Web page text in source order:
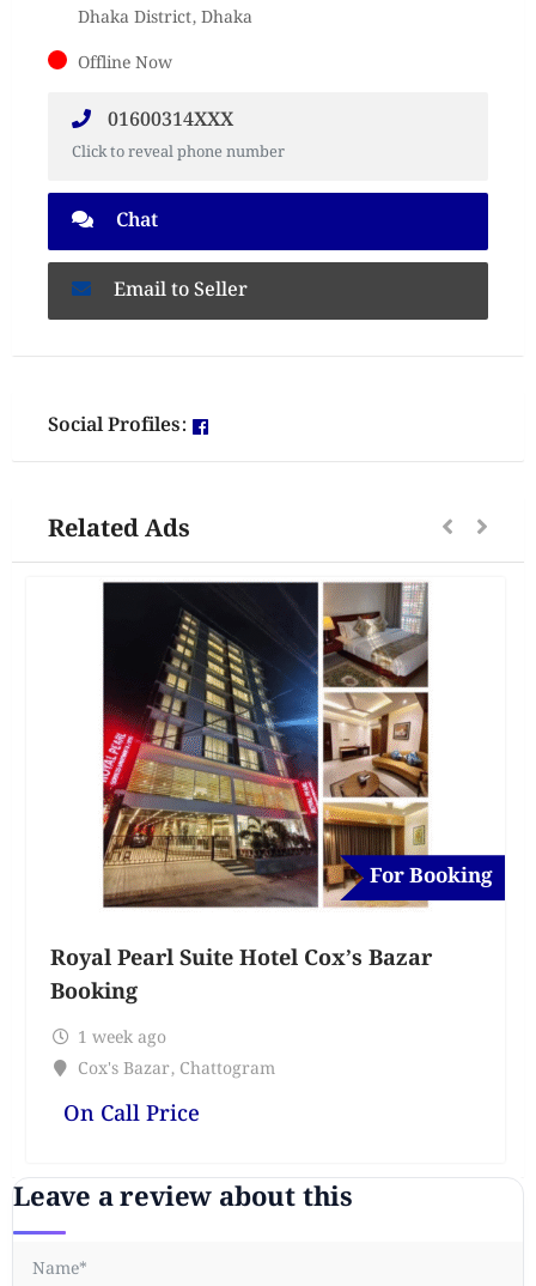
Dhaka District, Dhaka
Offline Now
01600314XXX
Click to reveal phone number
Chat
Email to Seller
Social Profiles:
Related Ads
For Booking
Royal Pearl Suite Hotel Cox’s Bazar
Booking
1 week ago
Cox's Bazar, Chattogram
On Call Price
Leave a review about this